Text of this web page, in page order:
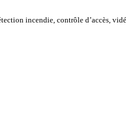
incendie, contrôle d’accès,